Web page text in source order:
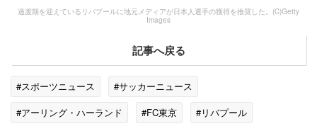
過渡期を迎えているリバプールに地元メディアが日本人選手の獲得を推奨した。(C)Getty
Images
記事へ戻る
#スポーツニュース
#サッカーニュース
#アーリング・ハーランド
#FC東京
#リバプール